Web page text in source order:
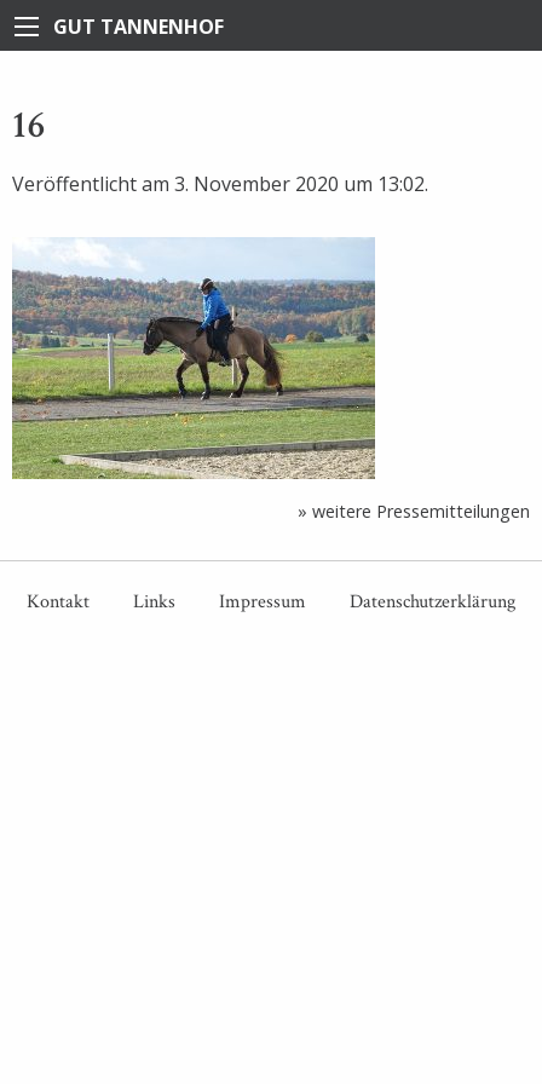
GUT TANNENHOF
16
Veröffentlicht am 3. November 2020 um 13:02.
» weitere Pressemitteilungen
Kontakt Links Impressum Datenschutzerklärung